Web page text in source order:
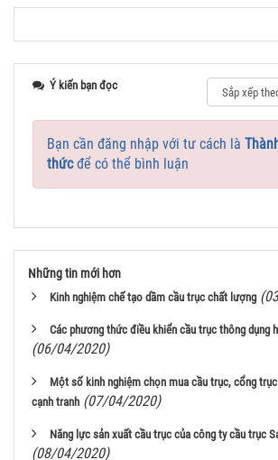
Ý kiến bạn đọc
Bạn cần đăng nhập với tư cách là
thứcđể có thể bình luận
Những tin mới hơn
Kinh nghiệm chế tạo dầm cầu trục chất lượng
Các phương thức điều khiển cầu trục thông dụng
(06/04/2020)
Một số kinh nghiệm chọn mua cầu trục, cổng
cạnh tranh (07/04/2020)
Năng lực sản xuất cầu trục của công ty cầu trục
(08/04/2020)